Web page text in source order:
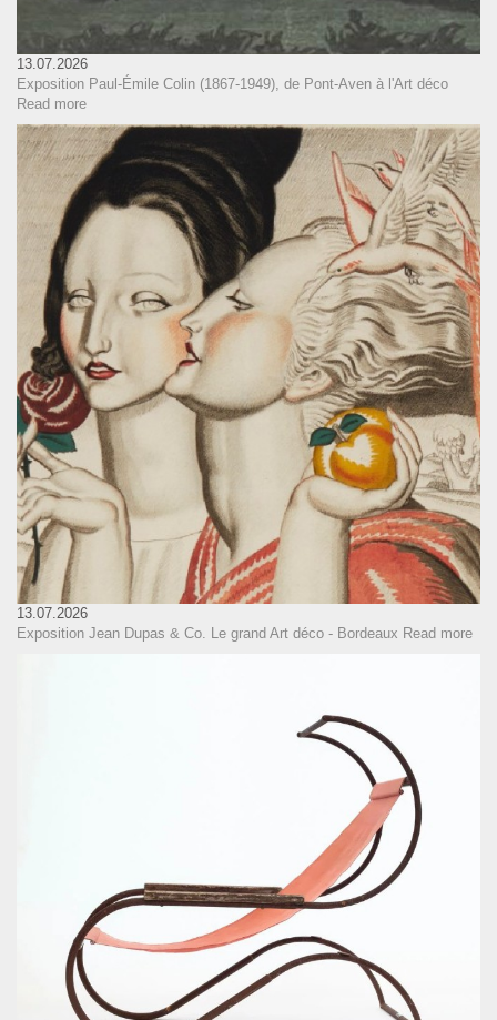
13.07.2026
Exposition Paul-Émile Colin (1867-1949), de Pont-Aven à l'Art déco
Read more
13.07.2026
Exposition Jean Dupas & Co. Le grand Art déco - Bordeaux Read more